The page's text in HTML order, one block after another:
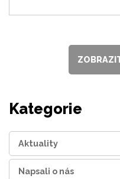
Kategorie
Aktuality
Napsali o nás